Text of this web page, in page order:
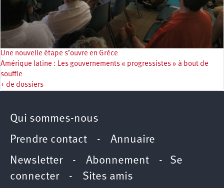
Une nouvelle étape s’ouvre en Grèce
Amérique latine : Les gouvernements « progressistes » à bout de
souffle
+ de dossiers
Qui sommes-nous
Prendre contact - Annuaire
Newsletter - Abonnement - Se
connecter- Sites amis